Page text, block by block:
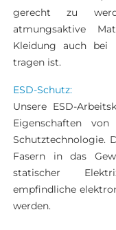
gerecht zu
atmungsaktive
Kleidung auch bei
tragen ist​.
ESD-Schutz:
Unsere ESD-
Eigenschaften
Schutztechnologie.
Fasern in das
statischer
empfindliche
werden.